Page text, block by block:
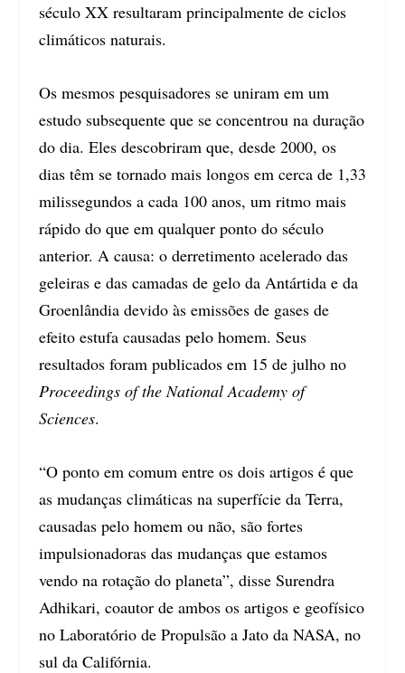
século XX resultaram principalmente de ciclos
climáticos naturais.
Os mesmos pesquisadores se uniram em um
estudo subsequente que se concentrou na duração
do dia. Eles descobriram que, desde 2000, os
dias têm se tornado mais longos em cerca de 1,33
milissegundos a cada 100 anos, um ritmo mais
rápido do que em qualquer ponto do século
anterior. A causa: o derretimento acelerado das
geleiras e das camadas de gelo da Antártida e da
Groenlândia devido às emissões de gases de
efeito estufa causadas pelo homem. Seus
resultados foram publicados em 15 de julho no
Proceedings of the National Academy of
Sciences.
“O ponto em comum entre os dois artigos é que
as mudanças climáticas na superfície da Terra,
causadas pelo homem ou não, são fortes
impulsionadoras das mudanças que estamos
vendo na rotação do planeta”, disse Surendra
Adhikari, coautor de ambos os artigos e geofísico
no Laboratório de Propulsão a Jato da NASA, no
sul da Califórnia.